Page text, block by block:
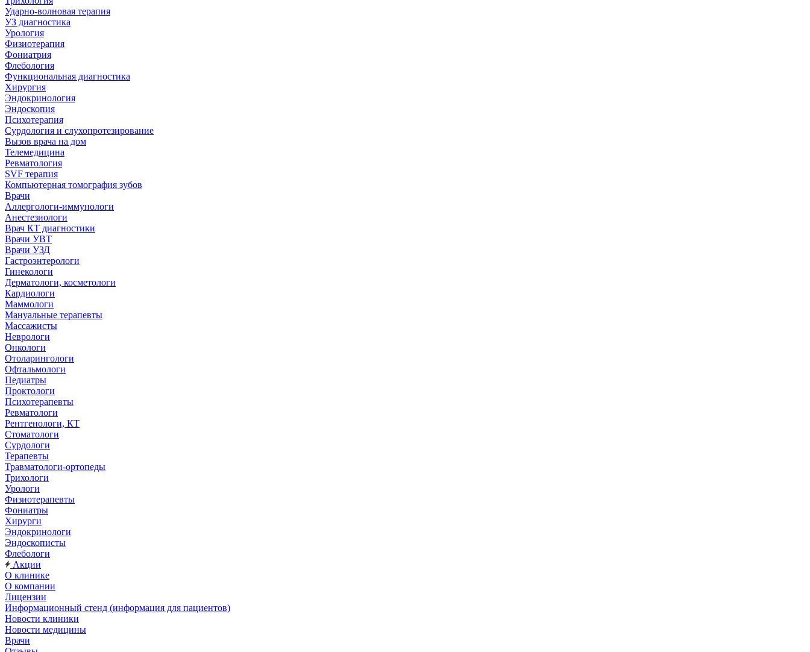
Ударно-волновая терапия
УЗ диагностика
Урология
Физиотерапия
Фониатрия
Флебология
Функциональная диагностика
Хирургия
Эндокринология
Эндоскопия
Психотерапия
Сурдология и слухопротезирование
Вызов врача на дом
Телемедицина
Ревматология
SVF терапия
Компьютерная томография зубов
Врачи
Аллергологи-иммунологи
Анестезиологи
Врач КТ диагностики
Врачи УВТ
Врачи УЗД
Гастроэнтерологи
Гинекологи
Дерматологи, косметологи
Кардиологи
Маммологи
Мануальные терапевты
Массажисты
Неврологи
Онкологи
Отоларингологи
Офтальмологи
Педиатры
Проктологи
Психотерапевты
Ревматологи
Рентгенологи, КТ
Стоматологи
Сурдологи
Терапевты
Травматологи-ортопеды
Трихологи
Урологи
Физиотерапевты
Фониатры
Хирурги
Эндокринологи
Эндоскописты
Флебологи
Акции
О клинике
О компании
Лицензии
Информационный стенд (информация для пациентов)
Новости клиники
Новости медицины
Врачи